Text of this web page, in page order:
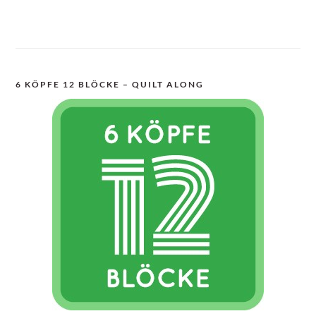
6 KÖPFE 12 BLÖCKE – QUILT ALONG